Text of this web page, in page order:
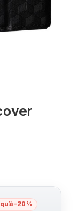
-20%